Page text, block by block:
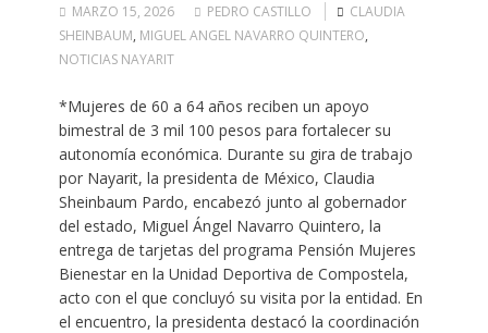
MARZO 15, 2026 PEDRO CASTILLO
CLAUDIA
SHEINBAUM, MIGUEL ANGEL NAVARRO QUINTERO,
NOTICIAS NAYARIT
*Mujeres de 60 a 64 años reciben un apoyo
bimestral de 3 mil 100 pesos para fortalecer su
autonomía económica. Durante su gira de trabajo
por Nayarit, la presidenta de México, Claudia
Sheinbaum Pardo, encabezó junto al gobernador
del estado, Miguel Ángel Navarro Quintero, la
entrega de tarjetas del programa Pensión Mujeres
Bienestar en la Unidad Deportiva de Compostela,
acto con el que concluyó su visita por la entidad. En
el encuentro, la presidenta destacó la coordinación